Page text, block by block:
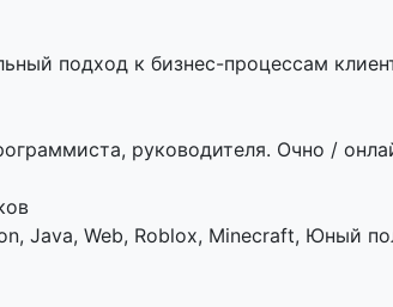
подход к бизнес-процессам
руководителя. Очно /
Java, Web, Roblox, Minecraft, Юный